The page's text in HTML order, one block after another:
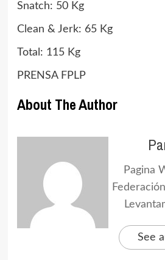
Snatch: 50 Kg
Clean & Jerk: 65 Kg
Total: 115 Kg
PRENSA FPLP
About The Author
Pagina
See